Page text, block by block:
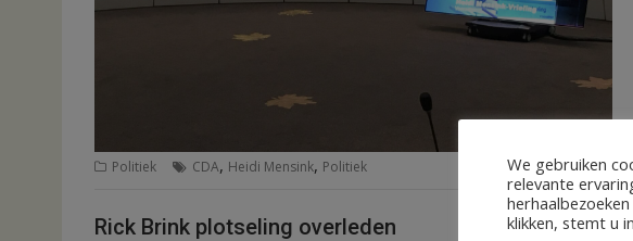
Politiek CDA, Heidi Mensink, Politiek
Rick Brink plotseling overleden
We gebruiken
relevante
klikken, stemt u